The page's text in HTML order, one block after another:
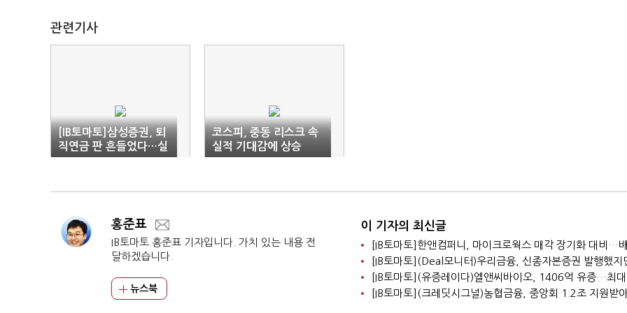
관련기사
[IB토마토]삼성증권, 퇴
직연금 판 흔들었다…실
물이전 타고 '2위 굳히
코스피, 중동 리스크 속
실적 기대감에 상승
홍준표
IB토마토 홍준표 기자입니다. 가치 있는 내용 전
달하겠습니다.
뉴스북
이 기자의 최신글